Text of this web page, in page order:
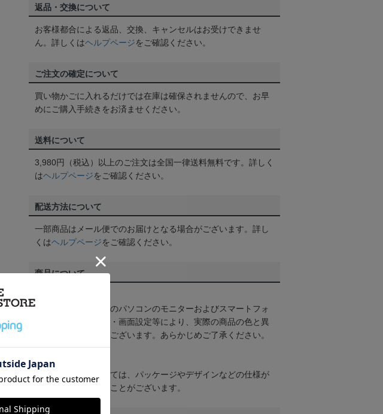
返品・交換について
お客様都合による返品、交換、キャンセルはお受けできませ
ん。詳しくはヘルプページをご確認ください。
ご注文の確定について
買い物かごに入れるだけでは在庫は確保されませんので、お早
めにご購入手続きをお済ませください。
送料について
3,980円（税込）以上のご注文は全国一律送料無料です。詳しく
はヘルプページをご確認ください。
配送方法について
一部商品はメール便でのお届けとなる場合がございます。詳し
くはヘルプページをご確認ください。
商品について
商品画像は、お使いのパソコンのモニターおよびスマートフォ
ンのメーカー・機種・画面設定等により、実際の商品の色と異
なって見える場合がございます。あらかじめご了承ください。
【仕様について】
取り扱い商品によっては、パッケージやデザインなどの仕様が
予告なく変更になることがございます。